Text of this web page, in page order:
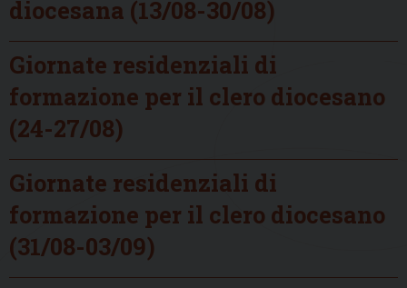
diocesana (13/08-30/08)
Giornate residenziali di
formazione per il clero diocesano
(24-27/08)
Giornate residenziali di
formazione per il clero diocesano
(31/08-03/09)